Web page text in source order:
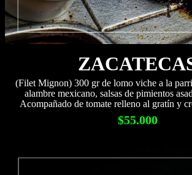
(Filet Mignon) 300 gr de lomo viche a la
alambre mexicano, salsas de pimientos
Acompañado de tomate relleno al gratín y
$55.000